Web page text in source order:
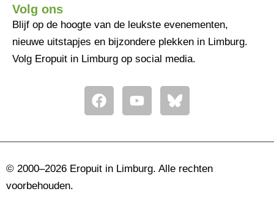
Volg ons
Blijf op de hoogte van de leukste evenementen,
nieuwe uitstapjes en bijzondere plekken in Limburg.
Volg Eropuit in Limburg op social media.
F
a
o
Y
o
b
© 2000–2026 Eropuit in Limburg. Alle rechten
voorbehouden.